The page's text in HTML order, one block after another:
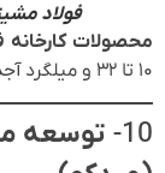
فولاد
محصولات کارخانه
۱۰ تا ۳۲ و میلگرد آجدار از سایز ۸ تا ۳۲ در گریدهای A2 و A3
10- توسعه